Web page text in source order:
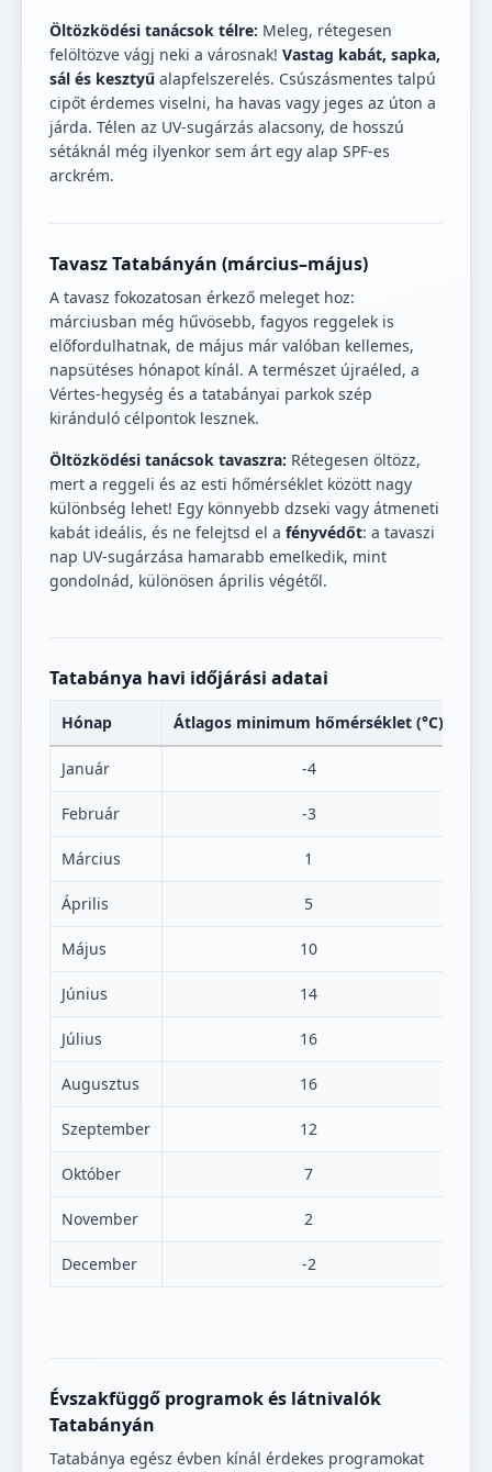
Öltözködési tanácsok télre: Meleg, rétegesen
felöltözve vágj neki a városnak! Vastag kabát, sapka,
sál és kesztyű alapfelszerelés. Csúszásmentes talpú
cipőt érdemes viselni, ha havas vagy jeges az úton a
járda. Télen az UV-sugárzás alacsony, de hosszú
sétáknál még ilyenkor sem árt egy alap SPF-es
arckrém.
Tavasz Tatabányán (március–május)
A tavasz fokozatosan érkező meleget hoz:
márciusban még hűvösebb, fagyos reggelek is
előfordulhatnak, de május már valóban kellemes,
napsütéses hónapot kínál. A természet újraéled, a
Vértes-hegység és a tatabányai parkok szép
kiránduló célpontok lesznek.
Öltözködési tanácsok tavaszra: Rétegesen öltözz,
mert a reggeli és az esti hőmérséklet között nagy
különbség lehet! Egy könnyebb dzseki vagy átmeneti
kabát ideális, és ne felejtsd el a fényvédőt: a tavaszi
nap UV-sugárzása hamarabb emelkedik, mint
gondolnád, különösen április végétől.
Tatabánya havi időjárási adatai
Hónap Átlagos minimum hőmérséklet (°C)
Január -4
Február -3
Március 1
Április 5
Május 10
Június 14
Július 16
Augusztus 16
Szeptember 12
Október 7
November 2
December -2
Évszakfüggő programok és látnivalók
Tatabányán
Tatabánya egész évben kínál érdekes programokat